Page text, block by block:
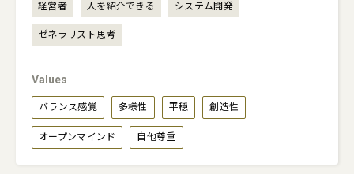
経営者 人を紹介できる システム開発
ゼネラリスト思考
Values
バランス感覚 多様性 平穏 創造性
オープンマインド 自他尊重